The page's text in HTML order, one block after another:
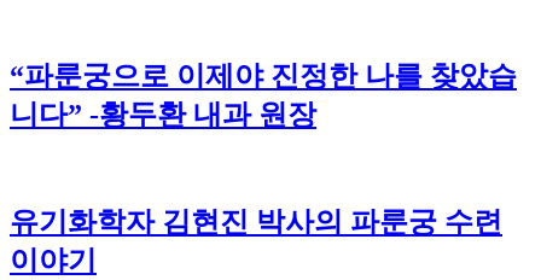
“파룬궁으로 이제야 진정한 나를 찾았습
니다” -황두환 내과 원장
유기화학자 김현진 박사의 파룬궁 수련
이야기